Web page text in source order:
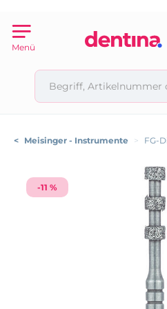
Menü
< Meisinger - Instrumente > FG-
-11 %